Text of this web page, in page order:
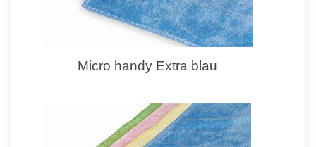
Micro handy Extra blau